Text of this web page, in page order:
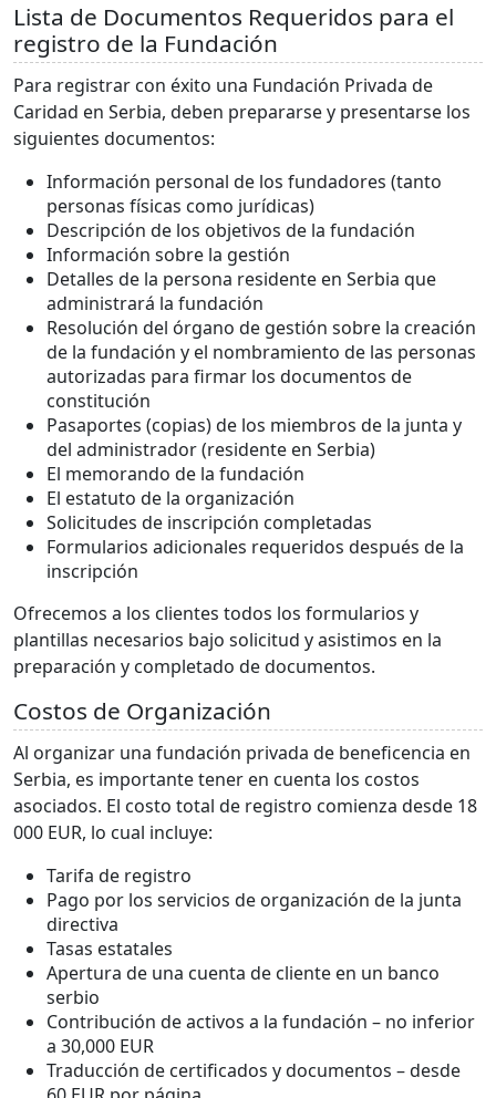
Lista de Documentos Requeridos para el
registro de la Fundación
Para registrar con éxito una Fundación Privada de
Caridad en Serbia, deben prepararse y presentarse los
siguientes documentos:
Información personal de los fundadores (tanto
personas físicas como jurídicas)
Descripción de los objetivos de la fundación
Información sobre la gestión
Detalles de la persona residente en Serbia que
administrará la fundación
Resolución del órgano de gestión sobre la creación
de la fundación y el nombramiento de las personas
autorizadas para firmar los documentos de
constitución
Pasaportes (copias) de los miembros de la junta y
del administrador (residente en Serbia)
El memorando de la fundación
El estatuto de la organización
Solicitudes de inscripción completadas
Formularios adicionales requeridos después de la
inscripción
Ofrecemos a los clientes todos los formularios y
plantillas necesarios bajo solicitud y asistimos en la
preparación y completado de documentos.
Costos de Organización
Al organizar una fundación privada de beneficencia en
Serbia, es importante tener en cuenta los costos
asociados. El costo total de registro comienza desde 18
000 EUR, lo cual incluye:
Tarifa de registro
Pago por los servicios de organización de la junta
directiva
Tasas estatales
Apertura de una cuenta de cliente en un banco
serbio
Contribución de activos a la fundación – no inferior
a 30,000 EUR
Traducción de certificados y documentos – desde